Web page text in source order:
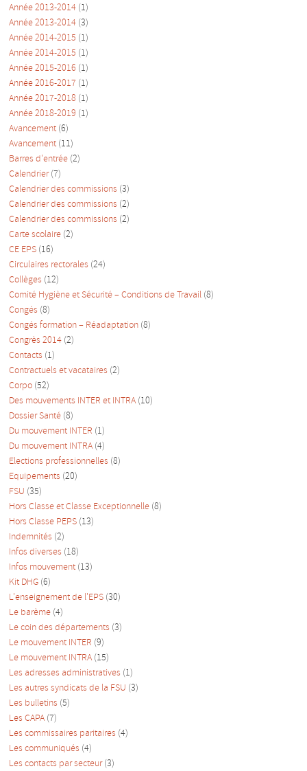
Année 2013-2014 (1)
Année 2013-2014 (3)
Année 2014-2015 (1)
Année 2014-2015 (1)
Année 2015-2016 (1)
Année 2016-2017 (1)
Année 2017-2018 (1)
Année 2018-2019 (1)
Avancement (6)
Avancement (11)
Barres d'entrée (2)
Calendrier(7)
Calendrier des commissions (3)
Calendrier des commissions (2)
Calendrier des commissions (2)
Carte scolaire (2)
CE EPS (16)
Circulaires rectorales (24)
Collèges (12)
Comité Hygiène et Sécurité – Conditions de Travail (8)
Congés (8)
Congés formation – Réadaptation (8)
Congrès 2014 (2)
Contacts (1)
Contractuels et vacataires (2)
Corpo (52)
Des mouvements INTER et INTRA (10)
Dossier Santé (8)
Du mouvement INTER (1)
Du mouvement INTRA (4)
Elections professionnelles (8)
Equipements (20)
FSU (35)
Hors Classe et Classe Exceptionnelle (8)
Hors Classe PEPS (13)
Indemnités (2)
Infos diverses (18)
Infos mouvement (13)
Kit DHG (6)
L'enseignement de l'EPS (30)
Le barème (4)
Le coin des départements (3)
Le mouvement INTER (9)
Le mouvement INTRA (15)
Les adresses administratives (1)
Les autres syndicats de la FSU (3)
Les bulletins (5)
Les CAPA (7)
Les commissaires paritaires (4)
Les communiqués (4)
Les contacts par secteur(3)